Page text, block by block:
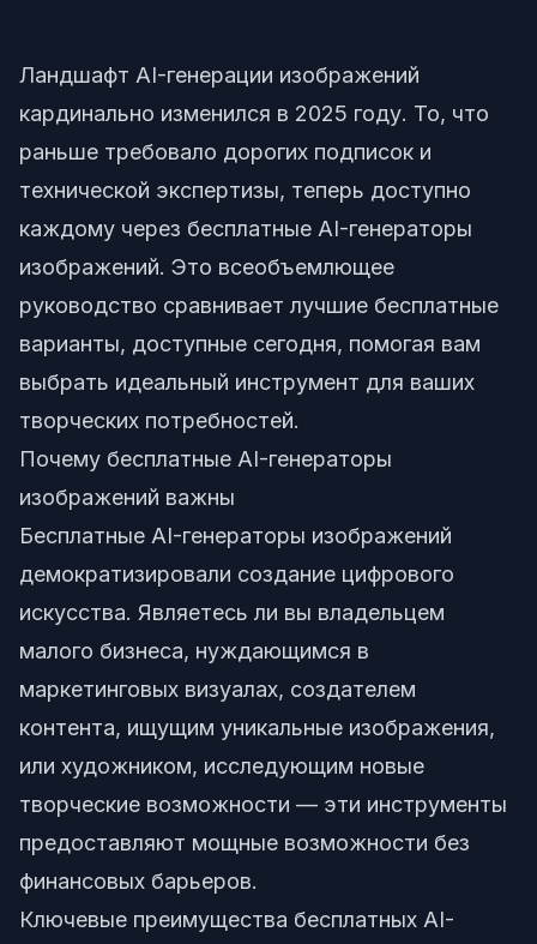
Ландшафт AI-генерации изображений
кардинально изменился в 2025 году. То, что
раньше требовало дорогих подписок и
технической экспертизы, теперь доступно
каждому через бесплатные AI-генераторы
изображений. Это всеобъемлющее
руководство сравнивает лучшие бесплатные
варианты, доступные сегодня, помогая вам
выбрать идеальный инструмент для ваших
творческих потребностей.
Почему бесплатные AI-генераторы
изображений важны
Бесплатные AI-генераторы изображений
демократизировали создание цифрового
искусства. Являетесь ли вы владельцем
малого бизнеса, нуждающимся в
маркетинговых визуалах, создателем
контента, ищущим уникальные изображения,
или художником, исследующим новые
творческие возможности — эти инструменты
предоставляют мощные возможности без
финансовых барьеров.
Ключевые преимущества бесплатных AI-